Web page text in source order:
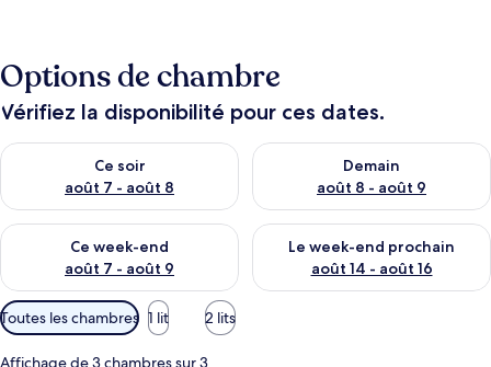
Options de chambre
Vérifiez la disponibilité pour ces dates.
Ce soir
août 7 - août 8
Vérifier la disponibilité pour ce soir août 7 - août 8
Demain
août 8 - août 9
Vérifier la disponibilité pour
Ce week-end
août 7 - août 9
Vérifier la disponibilité pour ce week-end août 7 - août 9
Le week-end prochain
août 14 - août 16
Vérifier la disponibilité pour
Filtres
disponibles
pour
Toutes les chambres 1 lit 2 lits
Affichage de 3 chambres sur 3